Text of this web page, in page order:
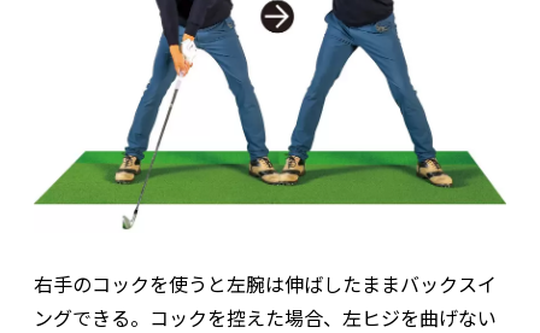
右手のコックを使うと左腕は伸ばしたままバックスイ
ングできる。コックを控えた場合、左ヒジを曲げない